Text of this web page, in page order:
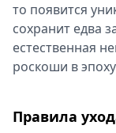
то появится
сохранит едва
естественная
роскоши в
Правила